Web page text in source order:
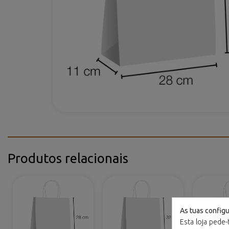
Produtos relacionais
As tuas
Esta loja